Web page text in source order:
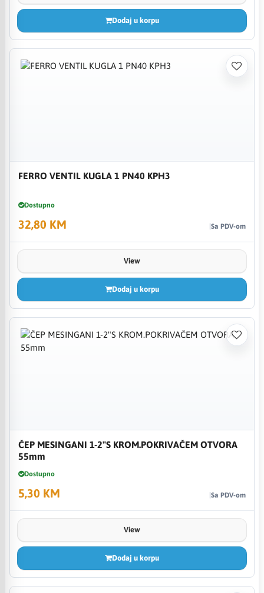
Dodaj u korpu
FERRO VENTIL KUGLA 1 PN40 KPH3
Dostupno
32,80 KM Sa PDV-om
View
Dodaj u korpu
ČEP MESINGANI 1-2"S KROM.POKRIVAČEM OTVORA
55mm
Dostupno
5,30 KM Sa PDV-om
View
Dodaj u korpu